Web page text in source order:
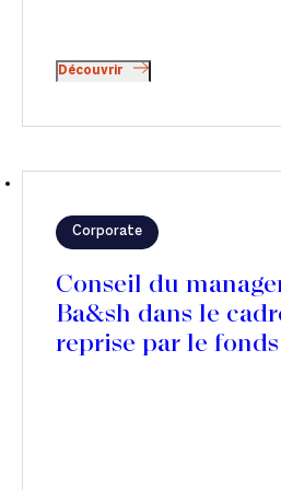
Découvrir
Corporate
Conseil du
Ba&sh dans le
reprise par le